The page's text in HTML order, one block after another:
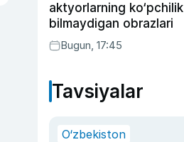
aktyorlarning ko‘pchilik
bilmaydigan obrazlari
Bugun, 17:45
Tavsiyalar
O‘zbekiston